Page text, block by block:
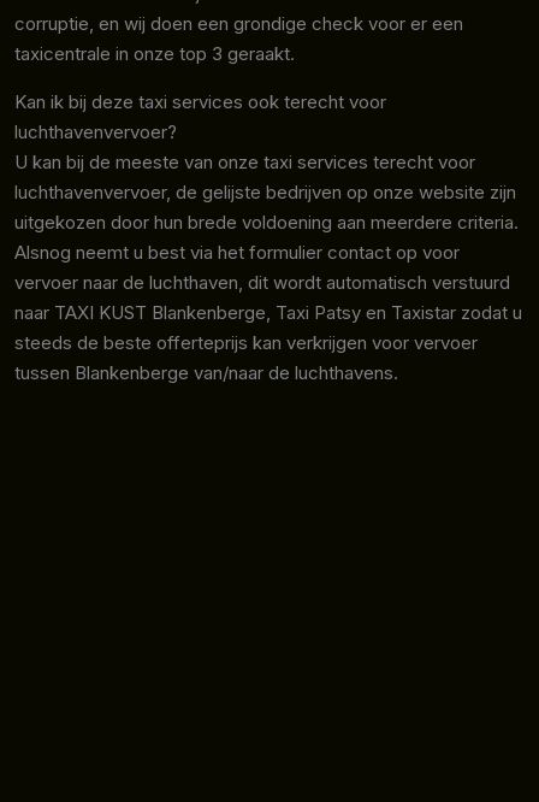
corruptie, en wij doen een grondige check voor er een
taxicentrale in onze top 3 geraakt.
Kan ik bij deze taxi services ook terecht voor
luchthavenvervoer?
U kan bij de meeste van onze taxi services terecht voor
luchthavenvervoer, de gelijste bedrijven op onze website zijn
uitgekozen door hun brede voldoening aan meerdere criteria.
Alsnog neemt u best via het formulier contact op voor
vervoer naar de luchthaven, dit wordt automatisch verstuurd
naar TAXI KUST Blankenberge, Taxi Patsy en Taxistar zodat u
steeds de beste offerteprijs kan verkrijgen voor vervoer
tussen Blankenberge van/naar de luchthavens.